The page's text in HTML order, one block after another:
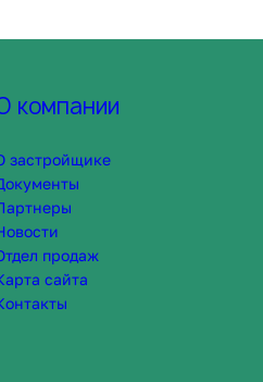
компании
застройщике
продаж
сайта